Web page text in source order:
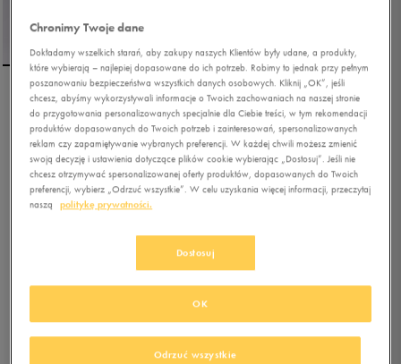
PUMA SPODNIE RELAXED
TRACK
0.0 (0)
(cena bezpośrednio przed promocją)
zł -11%(najniższa cena z 30 dni przed obniżką)
203,99złz Vat
KLUBIE 50 STYLE
Chronimy Twoje dane
Dokładamy wszelkich starań, aby zakupy naszych Klientów były udane, a produkty,
które wybierają – najlepiej dopasowane do ich potrzeb. Robimy to jednak przy pełnym
poszanowaniu bezpieczeństwa wszystkich danych osobowych. Kliknij „OK”, jeśli
chcesz, abyśmy wykorzystywali informacje o Twoich zachowaniach na naszej stronie
do przygotowania personalizowanych specjalnie dla Ciebie treści, w tym rekomendacji
produktów dopasowanych do Twoich potrzeb i zainteresowań, spersonalizowanych
reklam czy zapamiętywanie wybranych preferencji. W każdej chwili możesz zmienić
swoją decyzję i ustawienia dotyczące plików cookie wybierając „Dostosuj”. Jeśli nie
chcesz otrzymywać spersonalizowanej oferty produktów, dopasowanych do Twoich
preferencji, wybierz „Odrzuć wszystkie”. W celu uzyskania więcej informacji, przeczytaj
naszą
politykę prywatności.
Dostosuj
Odrzuć wszystkie
OK